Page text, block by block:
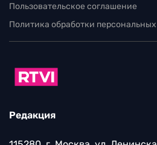
Пользовательское соглашение
Политика обработки
Редакция